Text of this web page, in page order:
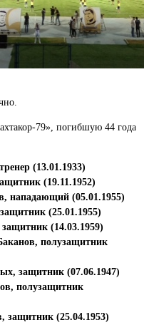
79», погибшую 44 года
(13.01.1933)
(19.11.1952)
нападающий (05.01.1955)
(25.01.1955)
(14.03.1959)
полузащитник
защитник (07.06.1947)
полузащитник
защитник (25.04.1953)